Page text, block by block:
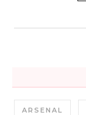
ARSENAL